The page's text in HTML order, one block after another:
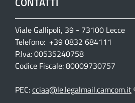
Viale Gallipoli, 39 - 73100 Lecce
Telefono: +39 0832 684111
P.Iva: 00535240758
Codice Fiscale: 80009730757
PEC:cciaa@le.legalmail.camcom.it